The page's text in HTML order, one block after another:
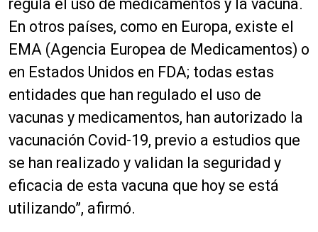
regula el uso de medicamentos y la vacuna.
En otros países, como en Europa, existe el
EMA (Agencia Europea de Medicamentos) o
en Estados Unidos en FDA; todas estas
entidades que han regulado el uso de
vacunas y medicamentos, han autorizado la
vacunación Covid-19, previo a estudios que
se han realizado y validan la seguridad y
eficacia de esta vacuna que hoy se está
utilizando”, afirmó.